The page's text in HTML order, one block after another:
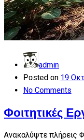
admin
Posted on 19
No Comments
Φοιτητικές
Ανακαλύψτε πλήρεις